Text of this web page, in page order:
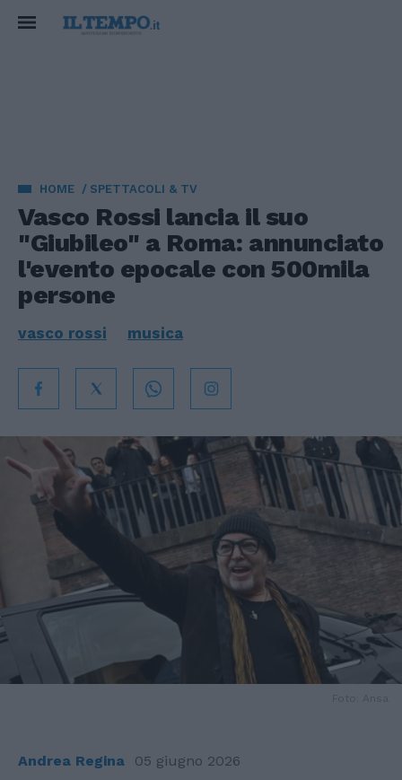
HOME SPETTACOLI & TV
Vasco Rossi lancia il suo
"Giubileo" a Roma: annunciato
l'evento epocale con 500mila
persone
vasco rossi musica
Andrea Regina 05 giugno 2026